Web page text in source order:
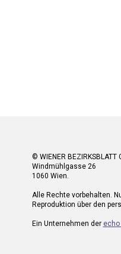
© WIENER BEZIRKSBLATT
Windmühlgasse 26
1060 Wien.
Alle Rechte vorbehalten.
Reproduktion über den
Ein Unternehmen der